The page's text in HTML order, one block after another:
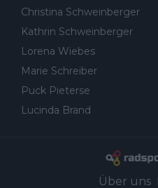
Christina Schweinberger
Kathrin Schweinberger
Lorena Wiebes
Marie Schreiber
Puck Pieterse
Lucinda Brand
Über uns